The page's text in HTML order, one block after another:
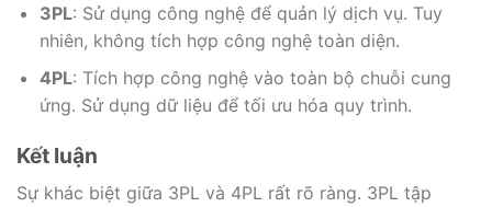
3PL: Sử dụng công nghệ để quản lý dịch vụ. Tuy
nhiên, không tích hợp công nghệ toàn diện.
4PL: Tích hợp công nghệ vào toàn bộ chuỗi cung
ứng. Sử dụng dữ liệu để tối ưu hóa quy trình.
Kết luận
Sự khác biệt giữa 3PL và 4PL rất rõ ràng. 3PL tập